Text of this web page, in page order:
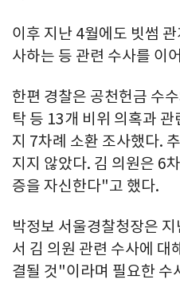
이후 지난 4월에도 빗썸
사하는 등 관련 수사를 이
한편 경찰은 공천헌금 수
탁 등 13개 비위 의혹과
지 7차례 소환 조사했다.
지지 않았다. 김 의원은 6
증을 자신한다"고 했다.
박정보 서울경찰청장은
서 김 의원 관련 수사에
결될 것"이라며 필요한 수